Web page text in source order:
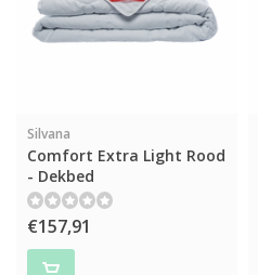
Silvana
Comfort Extra Light Rood
- Dekbed
€157,91